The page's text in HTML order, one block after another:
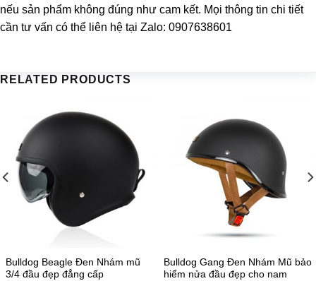
nếu sản phẩm không đúng như cam kết. Mọi thông tin chi tiết
cần tư vấn có thể liên hệ tại Zalo: 0907638601
RELATED PRODUCTS
Bulldog Beagle Đen Nhám mũ
3/4 đầu đẹp đẳng cấp
Bulldog Gang Đen Nhám Mũ bảo
hiểm nửa đầu đẹp cho nam